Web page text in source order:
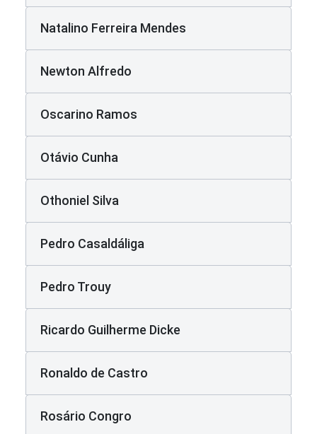
Natalino Ferreira Mendes
Newton Alfredo
Oscarino Ramos
Otávio Cunha
Othoniel Silva
Pedro Casaldáliga
Pedro Trouy
Ricardo Guilherme Dicke
Ronaldo de Castro
Rosário Congro